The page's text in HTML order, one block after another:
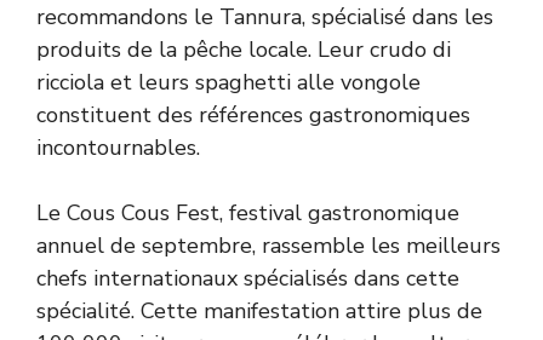
recommandons le Tannura, spécialisé dans les
produits de la pêche locale. Leur crudo di
ricciola et leurs spaghetti alle vongole
constituent des références gastronomiques
incontournables.
Le Cous Cous Fest, festival gastronomique
annuel de septembre, rassemble les meilleurs
chefs internationaux spécialisés dans cette
spécialité. Cette manifestation attire plus de